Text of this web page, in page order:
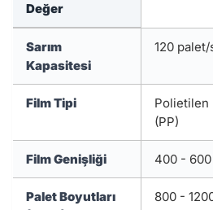
Değer
Sarım
Kapasitesi
120 palet/
Film Tipi
Polietilen
(PP)
Film Genişliği 400 - 600
Palet Boyutları
800 -